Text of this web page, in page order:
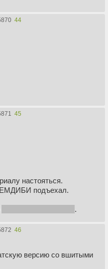
44
45
настояться.
подъехал.
.
46
версию со вшитыми